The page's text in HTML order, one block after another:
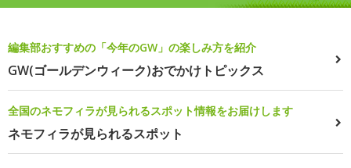
編集部おすすめの「今年のGW」の楽しみ方を紹介
GW(ゴールデンウィーク)おでかけトピックス
全国のネモフィラが見られるスポット情報をお届けします
ネモフィラが見られるスポット